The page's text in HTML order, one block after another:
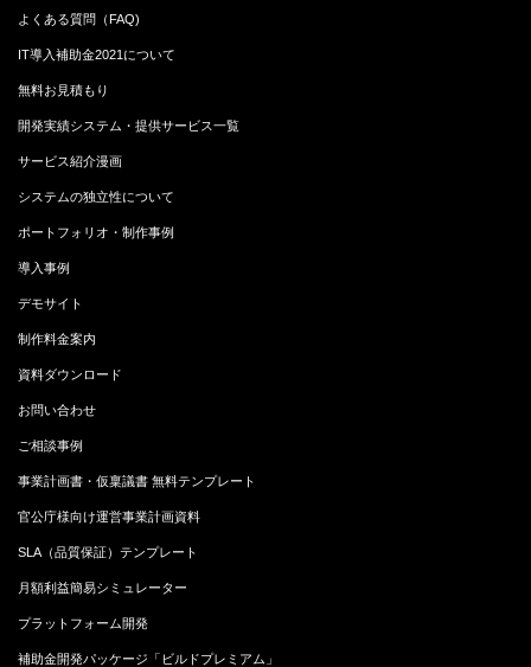
よくある質問（FAQ)
IT導入補助金2021について
無料お見積もり
開発実績システム・提供サービス一覧
サービス紹介漫画
システムの独立性について
ポートフォリオ・制作事例
導入事例
デモサイト
制作料金案内
資料ダウンロード
お問い合わせ
ご相談事例
事業計画書・仮稟議書 無料テンプレート
官公庁様向け運営事業計画資料
SLA（品質保証）テンプレート
月額利益簡易シミュレーター
プラットフォーム開発
補助金開発パッケージ「ビルドプレミアム」